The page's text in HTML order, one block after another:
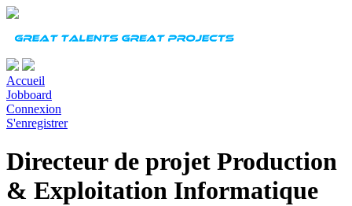
Accueil
Jobboard
Connexion
S'enregistrer
Directeur de projet Production
& Exploitation Informatique